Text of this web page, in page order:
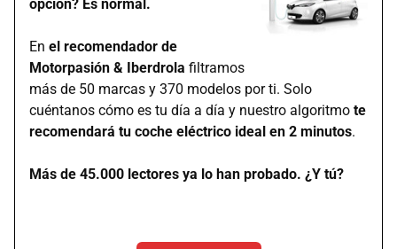
opción? Es normal.
En el recomendador de
Motorpasión & Iberdrola filtramos
más de 50 marcas y 370 modelos por ti. Solo
cuéntanos cómo es tu día a día y nuestro algoritmo te
recomendará tu coche eléctrico ideal en 2 minutos.
Más de 45.000 lectores ya lo han probado. ¿Y tú?